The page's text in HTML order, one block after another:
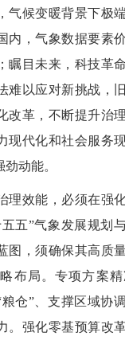
气候变暖背景下极
内，气象数据要素
瞩目未来，科技革
难以应对新挑战，
改革，不断提升治
现代化和社会服务
动能。
效能，必须在强化
五”气象发展规划
图，须确保其高质
布局。专项方案
仓”、支撑区域协
。强化零基预算改